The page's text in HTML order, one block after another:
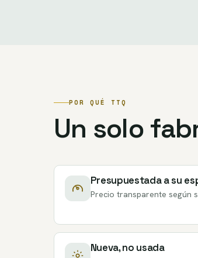
POR QUÉ TTQ
Un solo
Presupuestada a su
Precio transparente según
Nueva, no usada